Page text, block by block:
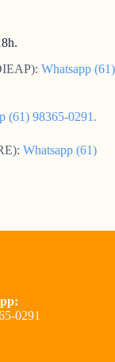
Whatsapp (61)
(61) 98365-0291.
Whatsapp (61)
0291